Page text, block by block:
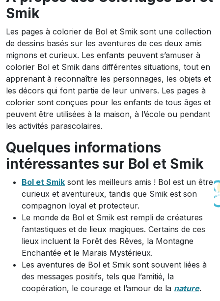
Smik
Les pages à colorier de Bol et Smik sont une collection
de dessins basés sur les aventures de ces deux amis
mignons et curieux. Les enfants peuvent s’amuser à
colorier Bol et Smik dans différentes situations, tout en
apprenant à reconnaître les personnages, les objets et
les décors qui font partie de leur univers. Les pages à
colorier sont conçues pour les enfants de tous âges et
peuvent être utilisées à la maison, à l’école ou pendant
les activités parascolaires.
Quelques informations
intéressantes sur Bol et Smik
Bol et Smik sont les meilleurs amis ! Bol est un être
curieux et aventureux, tandis que Smik est son
compagnon loyal et protecteur.
Le monde de Bol et Smik est rempli de créatures
fantastiques et de lieux magiques. Certains de ces
lieux incluent la Forêt des Rêves, la Montagne
Enchantée et le Marais Mystérieux.
Les aventures de Bol et Smik sont souvent liées à
des messages positifs, tels que l’amitié, la
coopération, le courage et l’amour de la nature.